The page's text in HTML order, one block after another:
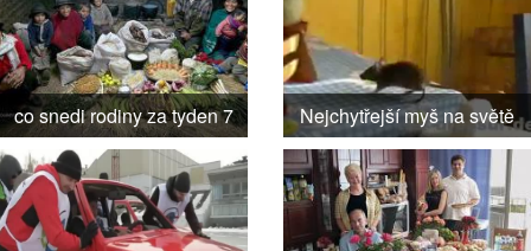
co snedi rodiny za tyden 7 Nejchytřejší myš na světě